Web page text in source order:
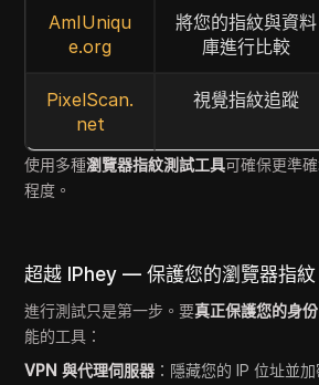
AmIUniqu
e.org
將您的指紋與資料
庫進行比較
PixelScan.
net
視覺指紋追蹤
使用多種瀏覽器指紋測試工具可確保更準
程度。
超越 IPhey — 保護您的瀏覽器指紋
進行測試只是第一步。要真正保護您的身份
能的工具：
VPN 與代理伺服器 ：隱藏您的 IP 位址並加